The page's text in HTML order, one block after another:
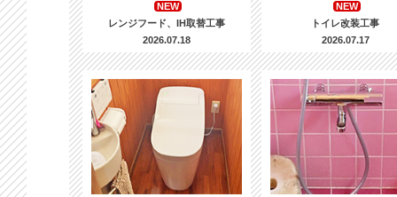
NEW
レンジフード、IH取替工事
2026.07.18
NEW
トイレ改装工事
2026.07.17